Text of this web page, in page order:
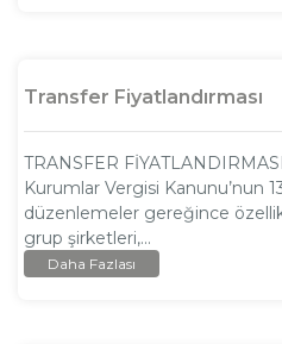
Transfer Fiyatlandırması
TRANSFER FİYATLANDIRMASI
Kurumlar Vergisi Kanunu’nun
düzenlemeler gereğince
grup şirketleri,...
Daha Fazlası